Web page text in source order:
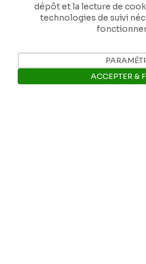
Instagram
Ropslettres
dépôt et la lecture de
technologies de suivi
ACCEPTER &